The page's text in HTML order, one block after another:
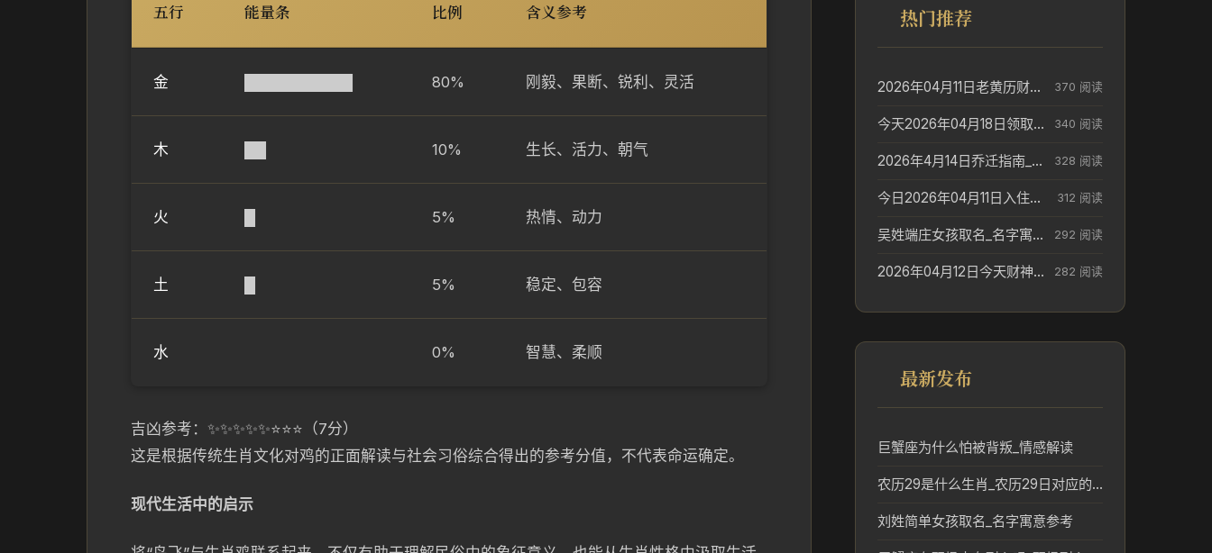
五行 能量条 比例 含义参考
金 80% 刚毅、果断、锐利、灵活
木 10% 生长、活力、朝气
火 5% 热情、动力
土 5% 稳定、包容
水 0% 智慧、柔顺
吉凶参考：✨✨✨✨✨⭐⭐⭐（7分）
这是根据传统生肖文化对鸡的正面解读与社会习俗综合得出的参考分值，不代表命运确定。
现代生活中的启示
热门推荐
2026年04月11日老黄历财神方位_财神方位与供奉讲究 370 阅读
今天2026年04月18日领取结婚证老黄历不适合吗_领证日期参考 340 阅读
2026年4月14日乔迁指南_搬家择日参考 328 阅读
今日2026年04月11日入住新居老黄历不适宜吗_搬家择日参考 312 阅读
吴姓端庄女孩取名_名字寓意参考 292 阅读
2026年04月12日今天财神在哪个吉位_财神方位参考 282 阅读
最新发布
巨蟹座为什么怕被背叛_情感解读
农历29是什么生肖_农历29日对应的生肖及民俗解析
刘姓简单女孩取名_名字寓意参考